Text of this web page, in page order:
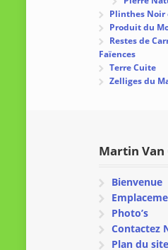
Plinthes
Produit du
Restes de
Faïences
Terre Cuite
Zelliges du
Martin Van
Bienvenue
Photo’s
Contactez
Plan du site